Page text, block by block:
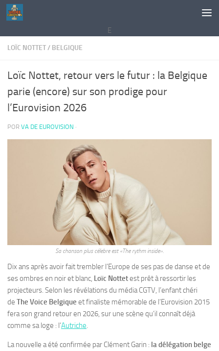
Saltar al contenido
E
LOÏC NOTTET/ BELGIQUE
Loïc Nottet, retour vers le futur : la Belgique
parie (encore) sur son prodige pour
l’Eurovision 2026
POR VA DE EUROVISION ·
Sa chanson plus célebre est «The rythm inside».
Dix ans après avoir fait trembler l’Europe de ses pas de danse et de
ses ombres en noir et blanc, Loïc Nottetest prêt à ressortir les
projecteurs. Selon les révélations du média CGTV, l’enfant chéri
de The Voice Belgique et finaliste mémorable de l’Eurovision 2015
fera son grand retour en 2026, sur une scène qu’il connaît déjà
comme sa loge : l’Autriche
La nouvelle a été confirmée par Clément Garin : la délégation belge